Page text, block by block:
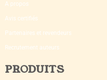
A propos
Avis certifiés
Partenaires et revendeurs
Recrutement auteurs
PRODUITS